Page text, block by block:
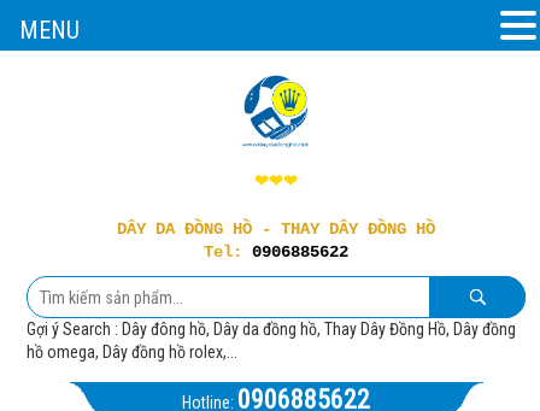
❤❤❤
DÂY DA ĐỒNG HỒ - THAY DÂY ĐỒNG HỒ
Tel: 0906885622
Gợi ý Search : Dây đông hồ, Dây da đồng hồ, Thay Dây Đồng Hồ, Dây đồng
hồ omega, Dây đồng hồ rolex,...
Hotline: 0906885622
MENU